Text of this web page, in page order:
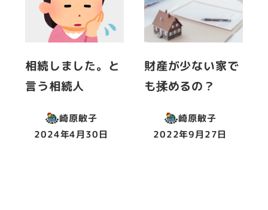
相続しました。と
言う相続人
崎原敏子
投稿日
2024年4月30日
財産が少ない家で
も揉めるの？
崎原敏子
投稿日
2022年9月27日